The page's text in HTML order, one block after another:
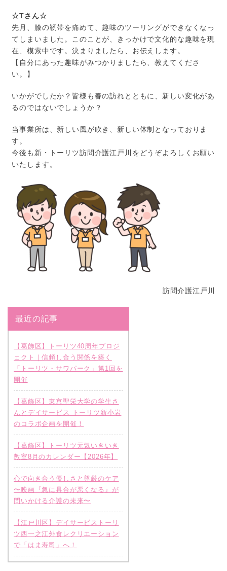
☆Tさん☆
先月、膝の靭帯を痛めて、趣味のツーリングができなくなっ
てしまいました。このことが、きっかけで文化的な趣味を現
在、模索中です。決まりましたら、お伝えします。
【自分にあった趣味がみつかりましたら、教えてくださ
い。】
いかがでしたか？皆様も春の訪れとともに、新しい変化があ
るのではないでしょうか？
当事業所は、新しい風が吹き、新しい体制となっておりま
す。
今後も新・トーリツ訪問介護江戸川をどうぞよろしくお願い
いたします。
訪問介護江戸川
最近の記事
【葛飾区】トーリツ40周年プロジ
ェクト｜信頼し合う関係を築く
「トーリツ・サワパーク」第1回を
開催
【葛飾区】東京聖栄大学の学生さ
んとデイサービス トーリツ新小岩
のコラボ企画を開催！
【葛飾区】トーリツ元気いきいき
教室8月のカレンダー【2026年】
心で向き合う優しさと尊厳のケア
〜映画『急に具合が悪くなる』が
問いかける介護の未来〜
【江戸川区】デイサービストーリ
ツ西一之江外食レクリエーション
で「はま寿司」へ！